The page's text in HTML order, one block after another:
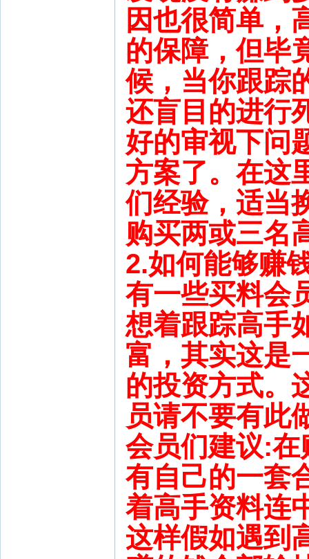
因也很简单，
的保障，但毕
候，当你跟踪
还盲目的进行
好的审视下问
方案了。在这
们经验，适当
购买两或三名
2.如何能够赚
有一些买料会
想着跟踪高手
富，其实这是
的投资方式。
员请不要有此
会员们建议:在
有自己的一套
着高手资料连
这样假如遇到